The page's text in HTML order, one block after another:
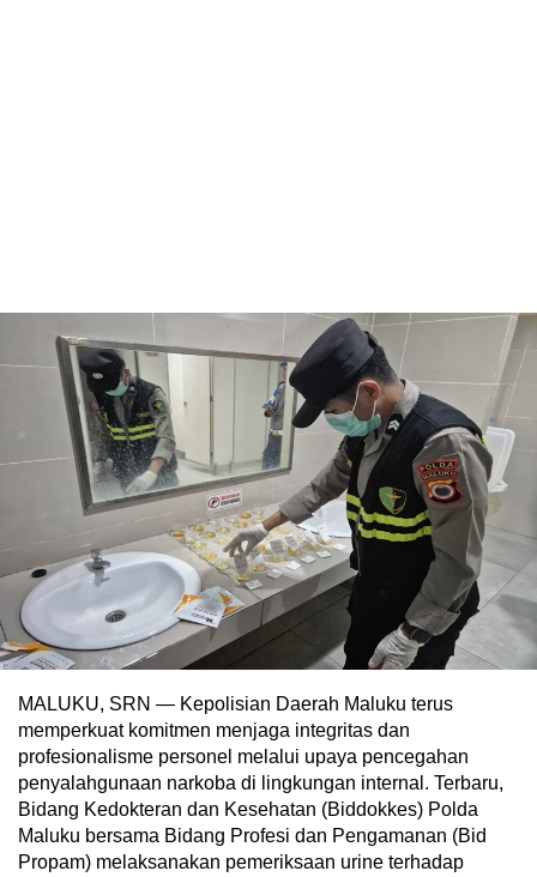
MALUKU, SRN — Kepolisian Daerah Maluku terus
memperkuat komitmen menjaga integritas dan
profesionalisme personel melalui upaya pencegahan
penyalahgunaan narkoba di lingkungan internal. Terbaru,
Bidang Kedokteran dan Kesehatan (Biddokkes) Polda
Maluku bersama Bidang Profesi dan Pengamanan (Bid
Propam) melaksanakan pemeriksaan urine terhadap